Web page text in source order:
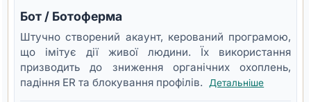
Бот / Ботоферма
Штучно створений акаунт, керований програмою,
що імітує дії живої людини. Їх використання
призводить до зниження органічних охоплень,
падіння ER та блокування профілів.
Детальніше